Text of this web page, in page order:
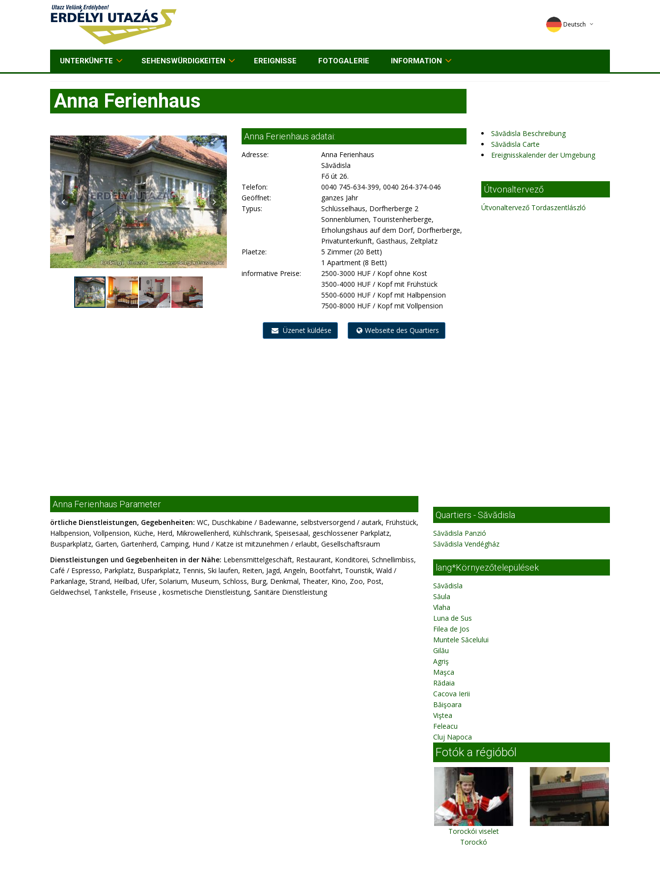
Deutsch
English
UNTERKÜNFTE SEHENSWÜRDIGKEITEN EREIGNISSE FOTOGALERIE INFORMATION
Anna Ferienhaus
Anna Ferienhaus adatai:
Adresse:
Anna Ferienhaus
Săvădisla
Fő út 26.
Telefon:
0040 745-634-399, 0040 264-374-046
Geöffnet:
ganzes Jahr
Typus:
Schlüsselhaus, Dorfherberge 2
Sonnenblumen, Touristenherberge,
Erholungshaus auf dem Dorf, Dorfherberge,
Privatunterkunft, Gasthaus, Zeltplatz
Plaetze:
5 Zimmer (20 Bett)
1 Apartment (8 Bett)
informative Preise:
2500-3000 HUF / Kopf ohne Kost
3500-4000 HUF / Kopf mit Frühstück
5500-6000 HUF / Kopf mit Halbpension
7500-8000 HUF / Kopf mit Vollpension
Üzenet küldése Webseite des Quartiers
Săvădisla Beschreibung
Săvădisla Carte
Ereignisskalender der Umgebung
Útvonaltervező
Útvonaltervező Tordaszentlászló
Anna Ferienhaus Parameter
örtliche Dienstleistungen, Gegebenheiten: WC, Duschkabine / Badewanne, selbstversorgend / autark, Frühstück,
Halbpension, Vollpension, Küche, Herd, Mikrowellenherd, Kühlschrank, Speisesaal, geschlossener Parkplatz,
Busparkplatz, Garten, Gartenherd, Camping, Hund / Katze ist mitzunehmen / erlaubt, Gesellschaftsraum
Dienstleistungen und Gegebenheiten in der Nähe: Lebensmittelgeschäft, Restaurant, Konditorei, Schnellimbiss,
Café / Espresso, Parkplatz, Busparkplatz, Tennis, Ski laufen, Reiten, Jagd, Angeln, Bootfahrt, Touristik, Wald /
Parkanlage, Strand, Heilbad, Ufer, Solarium, Museum, Schloss, Burg, Denkmal, Theater, Kino, Zoo, Post,
Geldwechsel, Tankstelle, Friseuse , kosmetische Dienstleistung, Sanitäre Dienstleistung
Quartiers - Săvădisla
Săvădisla Panzió
Săvădisla Vendégház
lang*Környezőtelepülések
Săvădisla
Săula
Vlaha
Luna de Sus
Filea de Jos
Muntele Săcelului
Gilău
Agriş
Maşca
Rădaia
Cacova Ierii
Băişoara
Viştea
Feleacu
Cluj Napoca
Fotók a régióból
Torockói viselet
Torockó